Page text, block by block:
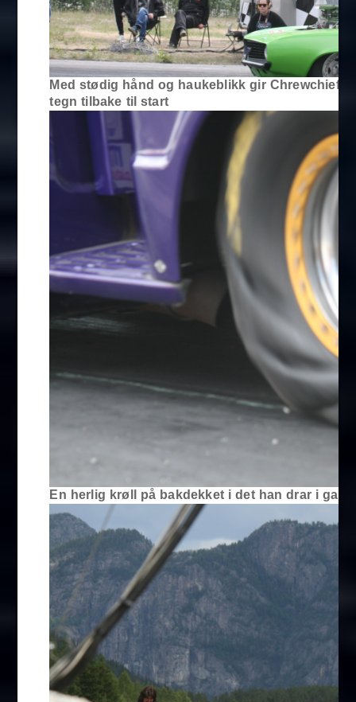
Med stødig hånd og haukeblikk gir Chrewchiefen
tegn tilbake til start
En herlig krøll på bakdekket i det han drar i